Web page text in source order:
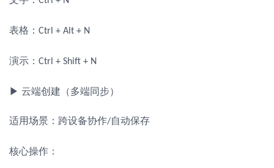
表格： Ctrl + Alt + N
演示： Ctrl + Shift + N
▶ 云端创建（多端同步）
适用场景：跨设备协作/自动保存
核心操作：